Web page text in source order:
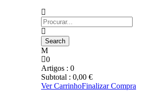
0
Artigos : 0
Subtotal : 0,00 €
Ver CarrinhoFinalizar Compra